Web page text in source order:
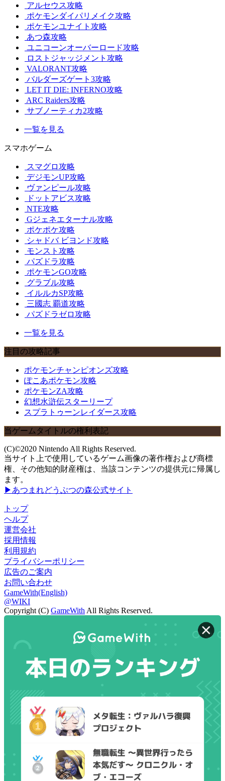
アルセウス攻略
ポケモンダイパリメイク攻略
ポケモンユナイト攻略
あつ森攻略
ユニコーンオーバーロード攻略
ロストジャッジメント攻略
VALORANT攻略
バルダーズゲート3攻略
LET IT DIE: INFERNO攻略
ARC Raiders攻略
サブノーティカ2攻略
一覧を見る
スマホゲーム
スマグロ攻略
デジモンUP攻略
ヴァンピール攻略
ドットアビス攻略
NTE攻略
Gジェネエターナル攻略
ポケポケ攻略
シャドバ ビヨンド攻略
モンスト攻略
パズドラ攻略
ポケモンGO攻略
グラブル攻略
イルルカSP攻略
三國志 覇道攻略
パズドラゼロ攻略
一覧を見る
注目の攻略記事
ポケモンチャンピオンズ攻略
ぽこあポケモン攻略
ポケモンZA攻略
幻想水滸伝スターリープ
スプラトゥーンレイダース攻略
当ゲームタイトルの権利表記
(C)©2020 Nintendo All Rights Reserved.
当サイト上で使用しているゲーム画像の著作権および商標
権、その他知的財産権は、当該コンテンツの提供元に帰属し
ます。
▶あつまれどうぶつの森公式サイト
トップ
ヘルプ
運営会社
採用情報
利用規約
プライバシーポリシー
広告のご案内
お問い合わせ
GameWith(English)
@WIKI
Copyright (C) GameWith All Rights Reserved.